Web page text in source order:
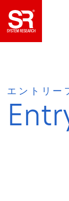
エントリー